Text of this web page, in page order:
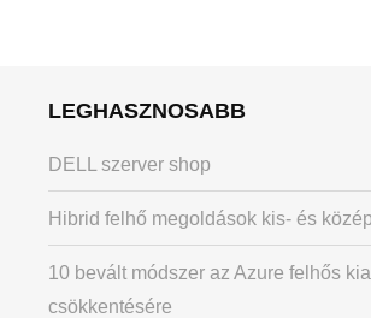
LEGHASZNOSABB
DELL szerver shop
Hibrid felhő megoldások kis- és
10 bevált módszer az Azure felhős
csökkentésére